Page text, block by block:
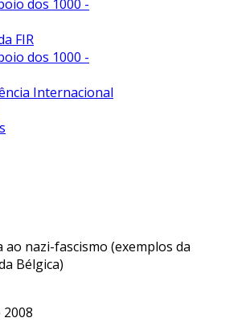
dos 1000 -
FIR
dos 1000 -
Internacional
ao nazi-fascismo (exemplos da
Bélgica)